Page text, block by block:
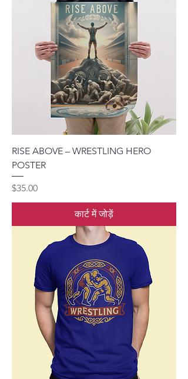
RISE ABOVE – WRESTLING HERO
POSTER
मूल्य
$35.00
कार्ट में जोड़ें